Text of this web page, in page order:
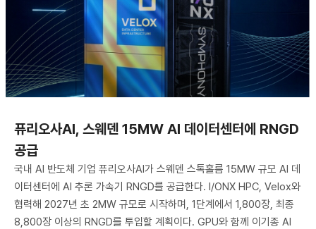
퓨리오사AI, 스웨덴 15MW AI 데이터센터에 RNGD
공급
국내 AI 반도체 기업 퓨리오사AI가 스웨덴 스톡홀름 15MW 규모 AI 데
이터센터에 AI 추론 가속기 RNGD를 공급한다. I/ONX HPC, Velox와
협력해 2027년 초 2MW 규모로 시작하며, 1단계에서 1,800장, 최종
8,800장 이상의 RNGD를 투입할 계획이다. GPU와 함께 이기종 AI